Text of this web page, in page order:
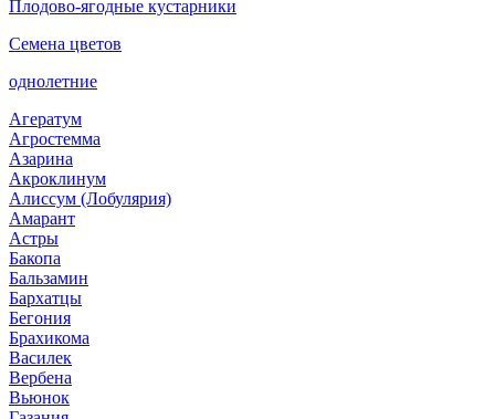
Плодово-ягодные кустарники
Семена цветов
однолетние
Агератум
Агростемма
Азарина
Акроклинум
Алиссум (Лобулярия)
Амарант
Астры
Бакопа
Бальзамин
Бархатцы
Бегония
Брахикома
Василек
Вербена
Вьюнок